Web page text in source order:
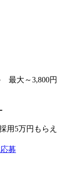
最大～3,800円